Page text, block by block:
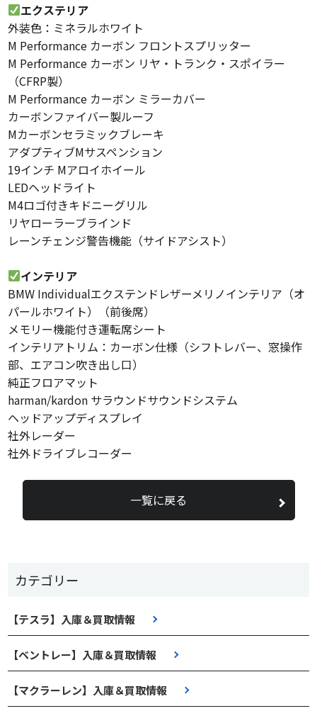
カテゴリー
【テスラ】入庫＆買取情報
【ベントレー】入庫＆買取情報
【マクラーレン】入庫＆買取情報
エクステリア
外装色：ミネラルホワイト
M Performance カーボン フロントスプリッター
M Performance カーボン リヤ・トランク・スポイラー
（CFRP製）
M Performance カーボン ミラーカバー
カーボンファイバー製ルーフ
Mカーボンセラミックブレーキ
アダプティブMサスペンション
19インチ Mアロイホイール
LEDヘッドライト
M4ロゴ付きキドニーグリル
リヤローラーブラインド
レーンチェンジ警告機能（サイドアシスト）
インテリア
BMW Individualエクステンドレザーメリノインテリア（オ
パールホワイト）（前後席）
メモリー機能付き運転席シート
インテリアトリム：カーボン仕様（シフトレバー、窓操作
部、エアコン吹き出し口）
純正フロアマット
harman/kardon サラウンドサウンドシステム
ヘッドアップディスプレイ
社外レーダー
社外ドライブレコーダー
一覧に戻る